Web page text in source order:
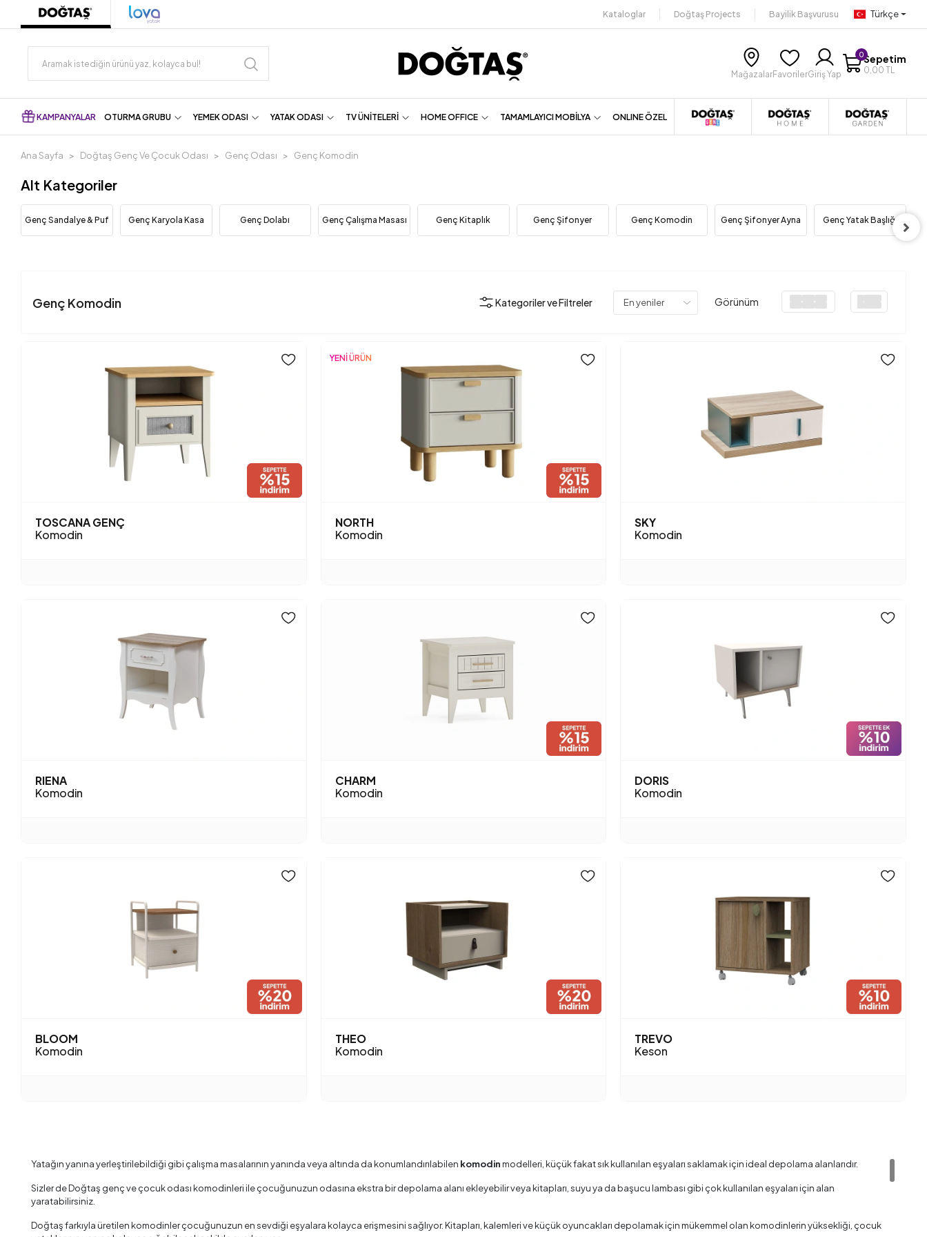
Kataloglar Doğtaş Projects Bayilik Başvurusu Türkçe
MağazalarFavorilerGiriş Yap
0Sepetim
0,00 TL
KAMPANYALAR OTURMA GRUBU YEMEK ODASI YATAK ODASI TV ÜNİTELERİ HOME OFFICE TAMAMLAYICI MOBİLYA ONLINE ÖZEL
Ana Sayfa Doğtaş Genç Ve Çocuk Odası Genç Odası Genç Komodin
Alt Kategoriler
Genç Sandalye & Puf Genç Karyola Kasa Genç Dolabı Genç Çalışma Masası Genç Kitaplık Genç Şifonyer Genç Komodin Genç Şifonyer Ayna Genç Yatak Başlığı
Genç Komodin Kategoriler ve Filtreler Görünüm
TOSCANA GENÇ
Komodin
YENİ ÜRÜN
NORTH
Komodin
SKY
Komodin
RIENA
Komodin
CHARM
Komodin
DORIS
Komodin
BLOOM
Komodin
THEO
Komodin
TREVO
Keson
Yatağın yanına yerleştirilebildiği gibi çalışma masalarının yanında veya altında da konumlandırılabilen komodinmodelleri, küçük fakat sık kullanılan eşyaları saklamak için ideal depolama alanlarıdır.
Sizler de Doğtaş genç ve çocuk odası komodinleri ile çocuğunuzun odasına ekstra bir depolama alanı ekleyebilir veya kitapları, suyu ya da başucu lambası gibi çok kullanılan eşyaları için alan
yaratabilirsiniz.
Doğtaş farkıyla üretilen komodinler çocuğunuzun en sevdiği eşyalara kolayca erişmesini sağlıyor. Kitapları, kalemleri ve küçük oyuncakları depolamak için mükemmel olan komodinlerin yüksekliği, çocuk